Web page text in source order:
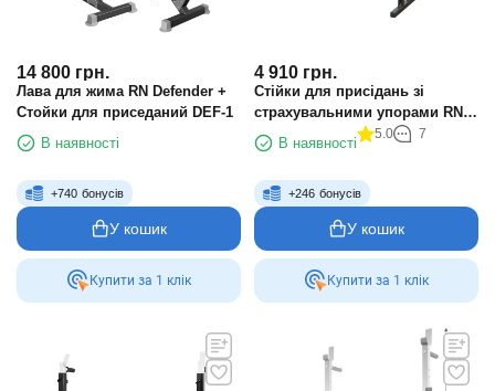
14 800 грн.
Лава для жима RN Defender +
Стойки для приседаний DEF-1
В наявності
+740 бонусів
У кошик
Купити за 1 клiк
4 910 грн.
Стійки для присідань зі
страхувальними упорами RN
Sport 40S
В наявності
5.0 7
+246 бонусів
У кошик
Купити за 1 клiк